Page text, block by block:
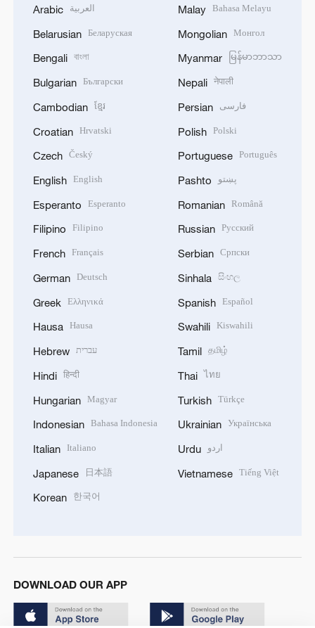
Arabic العربية
Belarusian Беларуская
Bengali বাংলা
Bulgarian Български
Cambodian ខ្មែរ
Croatian Hrvatski
Czech Český
English English
Esperanto Esperanto
Filipino Filipino
French Français
German Deutsch
Greek Ελληνικά
Hausa Hausa
Hebrew עברית
Hindi हिन्दी
Hungarian Magyar
Indonesian Bahasa Indonesia
Italian Italiano
Japanese 日本語
Korean 한국어
Malay Bahasa Melayu
Mongolian Монгол
Myanmar မြန်မာဘာသာ
Nepali नेपाली
Persian فارسی
Polish Polski
Portuguese Português
Pashto پښتو
Romanian Română
Russian Русский
Serbian Српски
Sinhala සිංහල
Spanish Español
Swahili Kiswahili
Tamil தமிழ்
Thai ไทย
Turkish Türkçe
Ukrainian Українська
Urdu اردو
Vietnamese Tiếng Việt
DOWNLOAD OUR APP